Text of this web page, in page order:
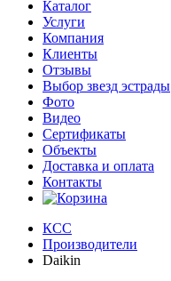
Каталог
Услуги
Компания
Клиенты
Oтзывы
Выбор звезд эстрады
Фото
Видео
Сертификаты
Объекты
Доставка и оплата
Контакты
КСС
Производители
Daikin